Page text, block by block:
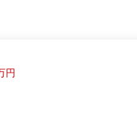
円